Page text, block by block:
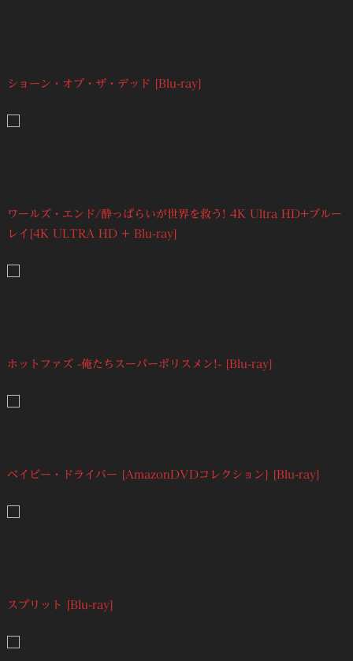
ショーン・オブ・ザ・デッド [Blu-ray]
ワールズ・エンド/酔っぱらいが世界を救う! 4K Ultra HD+ブルー
レイ[4K ULTRA HD + Blu-ray]
ホットファズ -俺たちスーパーポリスメン!- [Blu-ray]
ベイビー・ドライバー [AmazonDVDコレクション] [Blu-ray]
スプリット [Blu-ray]